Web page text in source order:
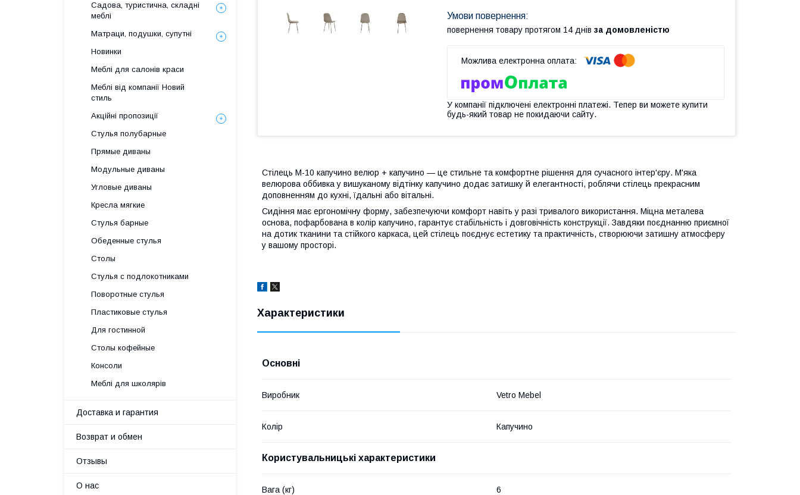
повернення товару протягом 14 днів за домовленістю
У компанії підключені електронні платежі. Тепер ви можете купити
будь-який товар не покидаючи сайту.
Стілець M-10 капучино велюр + капучино — це стильне та комфортне рішення для сучасного інтер'єру. М'яка
велюрова оббивка у вишуканому відтінку капучино додає затишку й елегантності, роблячи стілець прекрасним
доповненням до кухні, їдальні або вітальні.
Сидіння має ергономічну форму, забезпечуючи комфорт навіть у разі тривалого використання. Міцна металева
основа, пофарбована в колір капучино, гарантує стабільність і довговічність конструкції. Завдяки поєднанню приємної
на дотик тканини та стійкого каркаса, цей стілець поєднує естетику та практичність, створюючи затишну атмосферу
у вашому просторі.
Характеристики
Основні
Виробник Vetro Mebel
Колір Капучино
Користувальницькі характеристики
Вага (кг) 6
Садова, туристична, складні
меблі
Матраци, подушки, супутні
Новинки
Меблі для салонів краси
Меблі від компанії Новий
стиль
Акційні пропозиції
Стулья полубарные
Прямые диваны
Модульные диваны
Угловые диваны
Кресла мягкие
Стулья барные
Обеденные стулья
Столы
Стулья с подлокотниками
Поворотные стулья
Пластиковые стулья
Для гостинной
Столы кофейные
Консоли
Меблі для школярів
Доставка и гарантия
Возврат и обмен
Отзывы
О нас